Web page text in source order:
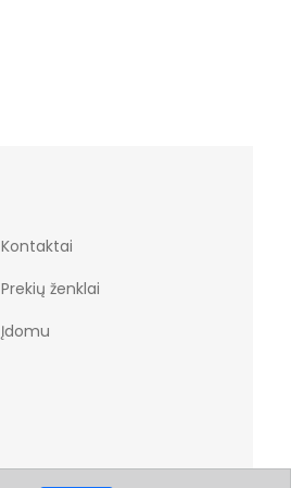
Kontaktai
Prekių ženklai
Įdomu